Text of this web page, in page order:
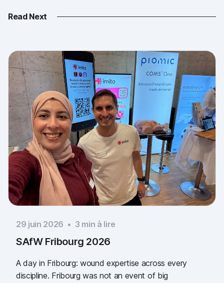
Read Next
29 juin 2026 • 3 min à lire
SAfW Fribourg 2026
A day in Fribourg: wound expertise across every
discipline. Fribourg was not an event of big